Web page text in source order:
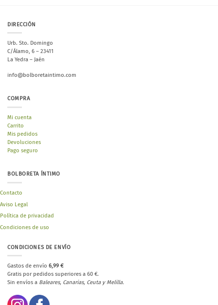
DIRECCIÓN
Urb. Sto. Domingo
C/Álamo, 6 – 23411
La Yedra – Jaén
info@bolboretaintimo.com
COMPRA
Mi cuenta
Carrito
Mis pedidos
Devoluciones
Pago seguro
BOLBORETA ÍNTIMO
Contacto
Aviso Legal
Política de privacidad
Condiciones de uso
CONDICIONES DE ENVÍO
Gastos de envío 6,99 €
Gratis por pedidos superiores a 60 €.
Sin envíos a Baleares, Canarias, Ceuta y Melilla.